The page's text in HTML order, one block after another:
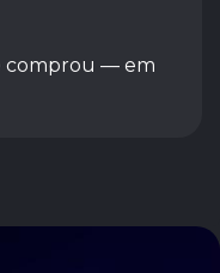
comprou — em